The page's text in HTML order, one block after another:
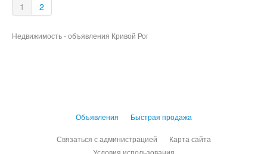
1 2
Недвижимость - объявления Кривой Рог
Объявления Быстрая продажа
Связаться с администрацией
Карта сайта
Условия использования